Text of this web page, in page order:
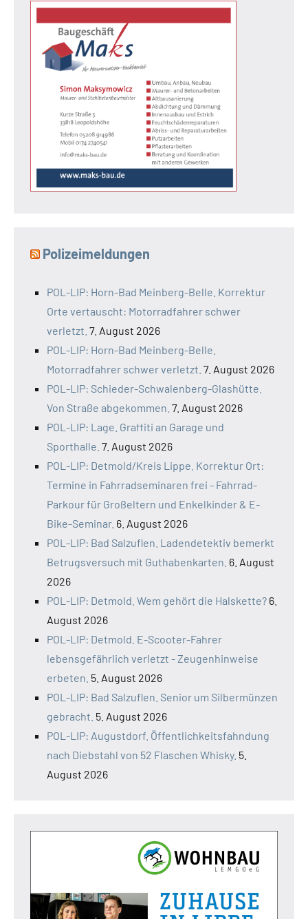
Polizeimeldungen
POL-LIP: Horn-Bad Meinberg-Belle. Korrektur
Orte vertauscht: Motorradfahrer schwer
verletzt. 7. August 2026
POL-LIP: Horn-Bad Meinberg-Belle.
Motorradfahrer schwer verletzt. 7. August 2026
POL-LIP: Schieder-Schwalenberg-Glashütte.
Von Straße abgekommen. 7. August 2026
POL-LIP: Lage. Graffiti an Garage und
Sporthalle. 7. August 2026
POL-LIP: Detmold/Kreis Lippe. Korrektur Ort:
Termine in Fahrradseminaren frei - Fahrrad-
Parkour für Großeltern und Enkelkinder & E-
Bike-Seminar. 6. August 2026
POL-LIP: Bad Salzuflen. Ladendetektiv bemerkt
Betrugsversuch mit Guthabenkarten. 6. August
2026
POL-LIP: Detmold. Wem gehört die Halskette? 6.
August 2026
POL-LIP: Detmold. E-Scooter-Fahrer
lebensgefährlich verletzt - Zeugenhinweise
erbeten. 5. August 2026
POL-LIP: Bad Salzuflen. Senior um Silbermünzen
gebracht. 5. August 2026
POL-LIP: Augustdorf. Öffentlichkeitsfahndung
nach Diebstahl von 52 Flaschen Whisky. 5.
August 2026